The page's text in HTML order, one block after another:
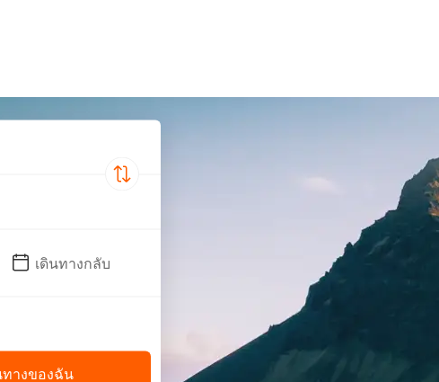
างของฉัน